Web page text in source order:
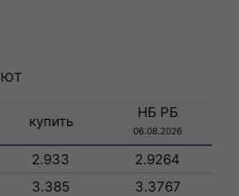
купить
НБ РБ
06.08.2026
2.933
2.9264
3.385
3.3767